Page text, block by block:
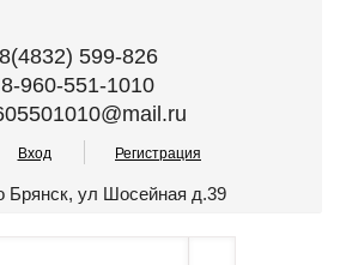
8(4832) 599-826
8-960-551-1010
Вход Регистрация
Брянск, ул Шосейная д.39